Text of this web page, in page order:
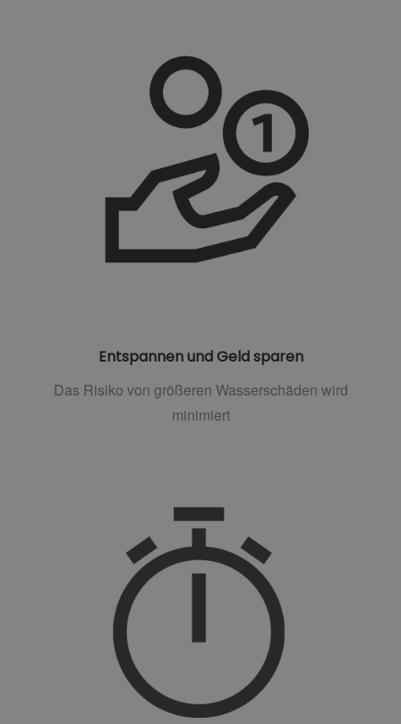
Entspannen und Geld sparen
Das Risiko von größeren Wasserschäden wird
minimiert